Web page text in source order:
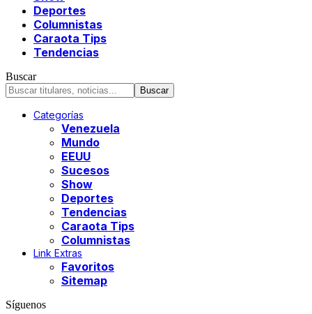
Deportes
Columnistas
Caraota Tips
Tendencias
Buscar
Categorías
Venezuela
Mundo
EEUU
Sucesos
Show
Deportes
Tendencias
Caraota Tips
Columnistas
Link Extras
Favoritos
Sitemap
Síguenos